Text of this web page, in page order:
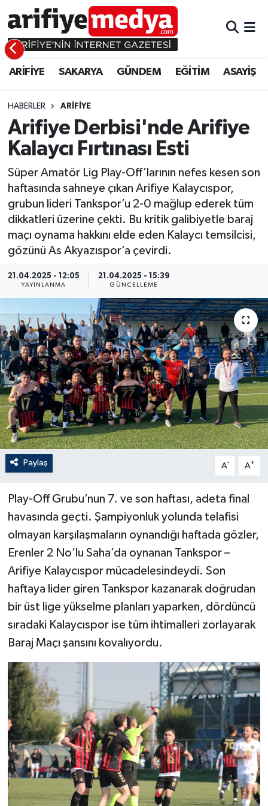
ARİFİYE SAKARYA GÜNDEM EĞİTİM ASAYİŞ
HABERLER ARİFİYE
Arifiye Derbisi'nde Arifiye
Kalaycı Fırtınası Esti
Süper Amatör Lig Play-Off’larının nefes kesen son
haftasında sahneye çıkan Arifiye Kalaycıspor,
grubun lideri Tankspor’u 2-0 mağlup ederek tüm
dikkatleri üzerine çekti. Bu kritik galibiyetle baraj
maçı oynama hakkını elde eden Kalaycı temsilcisi,
gözünü As Akyazıspor’a çevirdi.
21.04.2025 - 12:05
YAYINLANMA
21.04.2025 - 15:39
GÜNCELLEME
Paylaş A- A+
Play-Off Grubu’nun 7. ve son haftası, adeta final
havasında geçti. Şampiyonluk yolunda telafisi
olmayan karşılaşmaların oynandığı haftada gözler,
Erenler 2 No’lu Saha’da oynanan Tankspor –
Arifiye Kalaycıspor mücadelesindeydi. Son
haftaya lider giren Tankspor kazanarak doğrudan
bir üst lige yükselme planları yaparken, dördüncü
sıradaki Kalaycıspor ise tüm ihtimalleri zorlayarak
Baraj Maçı şansını kovalıyordu.
ARİFİYE
SAKARYA
GÜNDEM
EĞİTİM
ASAYİŞ
EKONOMİ
ARİFİYE
GÜNDEM
EĞİTİM
EKONOMİ
ASAYİŞ
Sakarya Hava Durumu
Sakarya Namaz Vakitleri
Sakarya Trafik Yoğunluk Haritası
Süper Lig Puan Durumu ve Fikstür
Tüm Manşetler
Son Dakika Haberleri
Haber Arşivi